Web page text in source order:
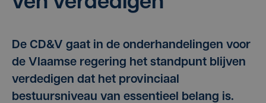
De CD&V gaat in de onderhandelingen voor
de Vlaamse regering het standpunt blijven
verdedigen dat het provinciaal
bestuursniveau van essentieel belang is.